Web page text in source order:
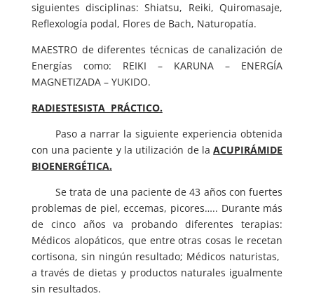
siguientes disciplinas: Shiatsu, Reiki, Quiromasaje,
Reflexología podal, Flores de Bach, Naturopatía.
MAESTRO de diferentes técnicas de canalización de
Energías como: REIKI – KARUNA – ENERGÍA
MAGNETIZADA – YUKIDO.
RADIESTESISTA PRÁCTICO.
Paso a narrar la siguiente experiencia obtenida
con una paciente y la utilización de laACUPIRÁMIDE
BIOENERGÉTICA.
Se trata de una paciente de 43 años con fuertes
problemas de piel, eccemas, picores….. Durante más
de cinco años va probando diferentes terapias:
Médicos alopáticos, que entre otras cosas le recetan
cortisona, sin ningún resultado; Médicos naturistas,
a través de dietas y productos naturales igualmente
sin resultados.